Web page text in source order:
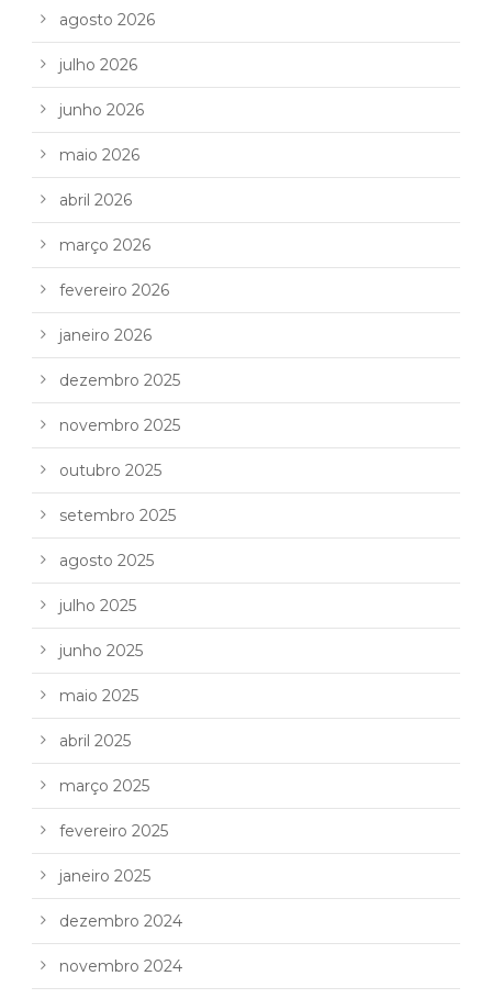
agosto 2026
julho 2026
junho 2026
maio 2026
abril 2026
março 2026
fevereiro 2026
janeiro 2026
dezembro 2025
novembro 2025
outubro 2025
setembro 2025
agosto 2025
julho 2025
junho 2025
maio 2025
abril 2025
março 2025
fevereiro 2025
janeiro 2025
dezembro 2024
novembro 2024